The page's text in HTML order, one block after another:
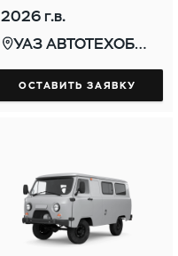
2026 г.в.
УАЗ АВТОТЕХОБСЛУЖИВАНИЕ (КОНТИ)
ОСТАВИТЬ ЗАЯВКУ